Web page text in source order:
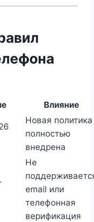
Влияние
Новая политика
полностью
внедрена
Не
email или
телефонная
верификация